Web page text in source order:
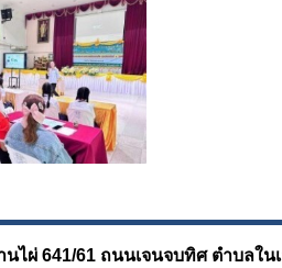
บ้านไผ่ 641/61 ถนนเจนจบทิ